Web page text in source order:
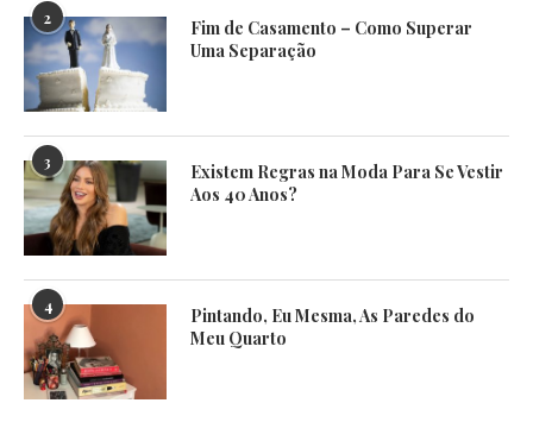
2
Fim de Casamento – Como Superar
Uma Separação
3
Existem Regras na Moda Para Se Vestir
Aos 40 Anos?
4
Pintando, Eu Mesma, As Paredes do
Meu Quarto